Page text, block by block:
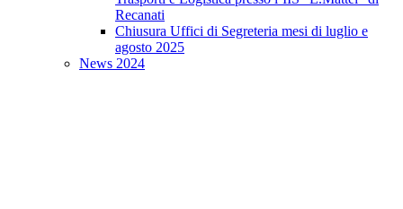
Recanati
Chiusura Uffici di Segreteria mesi di luglio e
agosto 2025
News 2024